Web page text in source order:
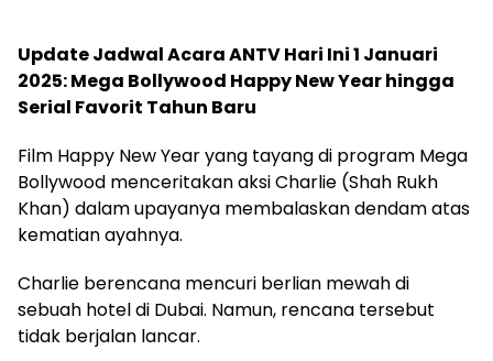
Update Jadwal Acara ANTV Hari Ini 1 Januari
2025: Mega Bollywood Happy New Year hingga
Serial Favorit Tahun Baru
Film Happy New Year yang tayang di program Mega
Bollywood menceritakan aksi Charlie (Shah Rukh
Khan) dalam upayanya membalaskan dendam atas
kematian ayahnya.
Charlie berencana mencuri berlian mewah di
sebuah hotel di Dubai. Namun, rencana tersebut
tidak berjalan lancar.